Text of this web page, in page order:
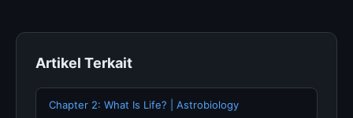
Artikel Terkait
Chapter 2: What Is Life? | Astrobiology